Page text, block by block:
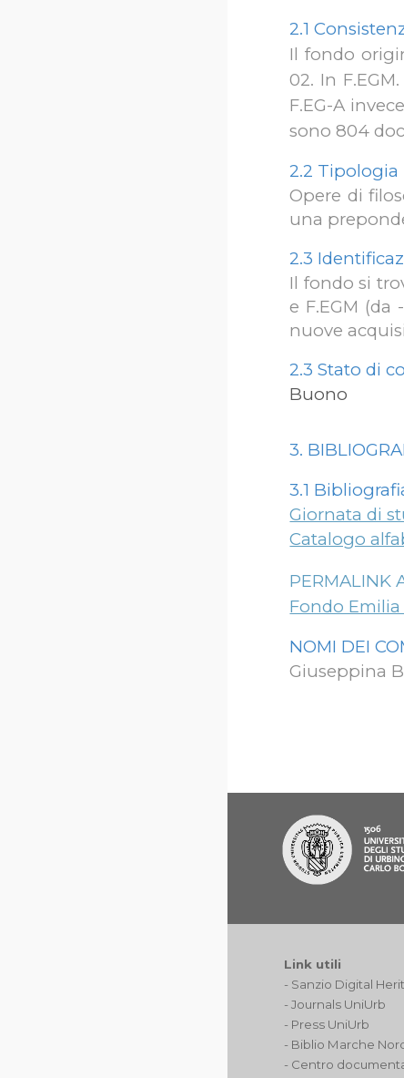
2.1
Il fondo
02. In
F.EG-A
sono 804
2.2 Tipologia
Opere di
una
2.3
Il fondo si
e F.EGM
nuove
2.3Stato di
Buono
3.
3.1
Giornata di
Catalogo
PERMALINK
Fondo
NOMI DEI
Giuseppina
Link utili
- Sanzio Digital
-Journals UniUrb
- Press UniUrb
- Biblio Marche
- Centro